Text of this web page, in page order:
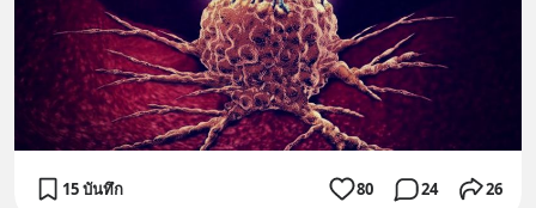
15 บันทึก 80 24 26